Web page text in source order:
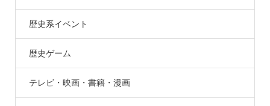
歴史系イベント
歴史ゲーム
テレビ・映画・書籍・漫画